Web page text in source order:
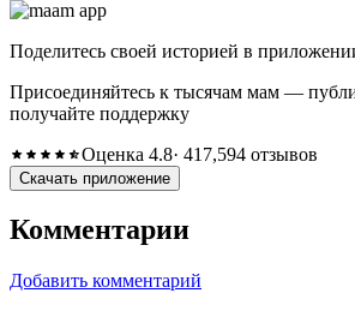
Поделитесь своей историей в
Присоединяйтесь к тысячам мам —
получайте поддержку
Оценка 4.8· 417,594 отзывов
Скачать приложение
Комментарии
Добавить комментарий